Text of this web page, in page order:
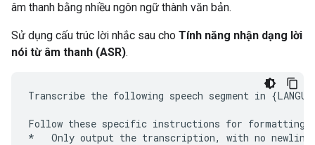
âm thanh bằng nhiều ngôn ngữ thành văn bản.
Sử dụng cấu trúc lời nhắc sau cho Tính năng nhận dạng lời
nói từ âm thanh (ASR).
Transcribe the following speech segment in
Follow these specific instructions for formatting
*   Only output the transcription, with no